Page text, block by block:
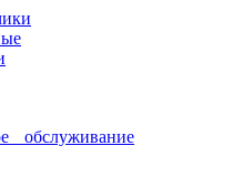
обслуживание